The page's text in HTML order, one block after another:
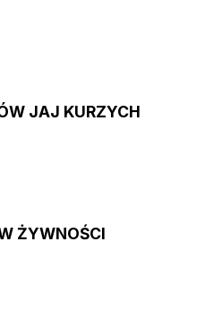
JAJ KURZYCH
ŻYWNOŚCI